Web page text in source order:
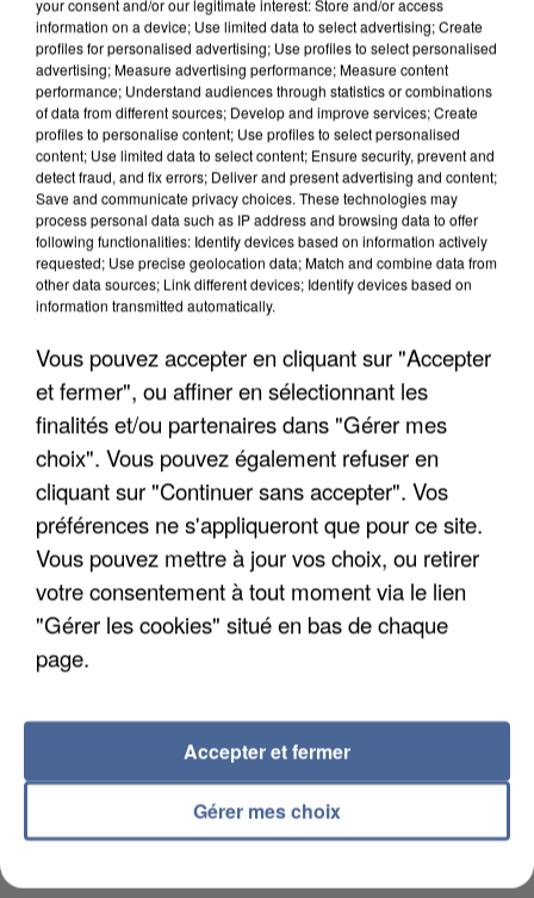
APRÈS TOUTES CES CANICULES, LES REFUGES
L’UN DES FONDATEURS SUPPOSÉS DE LA DZ
MAFIA INTERPELLÉ EN ALGÉRIE
your consent and/or our legitimate interest: Store and/or access
information on a device; Use limited data to select advertising; Create
profiles for personalised advertising; Use profiles to select personalised
advertising; Measure advertising performance; Measure content
performance; Understand audiences through statistics or combinations
of data from different sources; Develop and improve services; Create
profiles to personalise content; Use profiles to select personalised
content; Use limited data to select content; Ensure security, prevent and
detect fraud, and fix errors; Deliver and present advertising and content;
Save and communicate privacy choices. These technologies may
process personal data such as IP address and browsing data to offer
following functionalities: Identify devices based on information actively
requested; Use precise geolocation data; Match and combine data from
other data sources; Link different devices; Identify devices based on
information transmitted automatically.
Vous pouvez accepter en cliquant sur "Accepter
et fermer", ou affiner en sélectionnant les
finalités et/ou partenaires dans "Gérer mes
choix". Vous pouvez également refuser en
cliquant sur "Continuer sans accepter". Vos
préférences ne s'appliqueront que pour ce site.
Vous pouvez mettre à jour vos choix, ou retirer
votre consentement à tout moment via le lien
"Gérer les cookies" situé en bas de chaque
page.
Gérer mes choix
Accepter et fermer